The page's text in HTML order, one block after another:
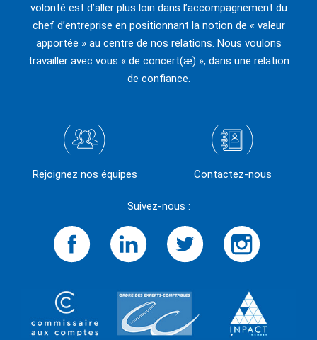
volonté est d’aller plus loin dans l’accompagnement du
chef d’entreprise en positionnant la notion de « valeur
apportée » au centre de nos relations. Nous voulons
travailler avec vous « de concert(æ) », dans une relation
de confiance.
Suivez-nous :
Rejoignez nos équipes Contactez-nous